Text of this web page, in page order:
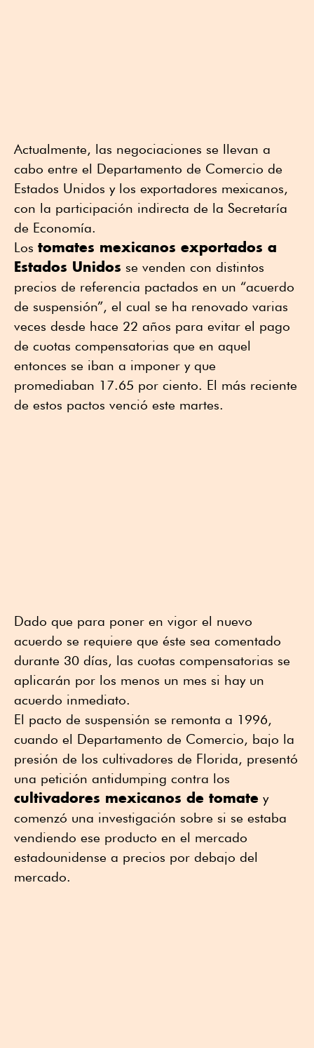
Actualmente, las negociaciones se llevan a
cabo entre el Departamento de Comercio de
Estados Unidos y los exportadores mexicanos,
con la participación indirecta de la Secretaría
de Economía.
Los tomates mexicanos exportados a
Estados Unidos se venden con distintos
precios de referencia pactados en un “acuerdo
de suspensión”, el cual se ha renovado varias
veces desde hace 22 años para evitar el pago
de cuotas compensatorias que en aquel
entonces se iban a imponer y que
promediaban 17.65 por ciento. El más reciente
de estos pactos venció este martes.
Dado que para poner en vigor el nuevo
acuerdo se requiere que éste sea comentado
durante 30 días, las cuotas compensatorias se
aplicarán por los menos un mes si hay un
acuerdo inmediato.
El pacto de suspensión se remonta a 1996,
cuando el Departamento de Comercio, bajo la
presión de los cultivadores de Florida, presentó
una petición antidumping contra los
cultivadores mexicanos de tomate y
comenzó una investigación sobre si se estaba
vendiendo ese producto en el mercado
estadounidense a precios por debajo del
mercado.